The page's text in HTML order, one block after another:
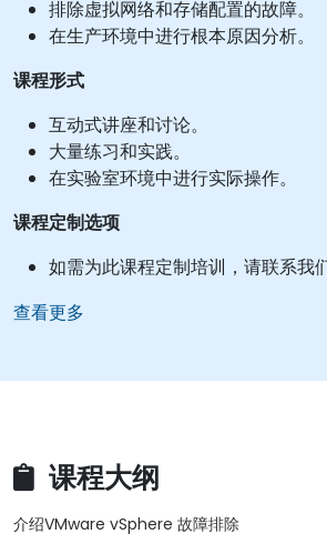
排除虚拟网络和存储配置的故障。
在生产环境中进行根本原因分析。
课程形式
互动式讲座和讨论。
大量练习和实践。
在实验室环境中进行实际操作。
课程定制选项
如需为此课程定制培训，请联系我
查看更多
课程大纲
介绍VMware vSphere 故障排除